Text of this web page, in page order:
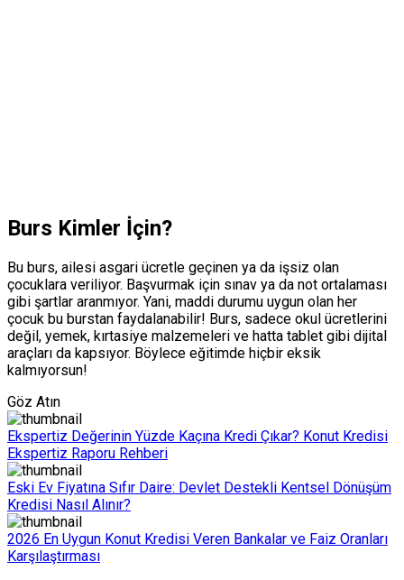
Burs Kimler İçin?
Bu burs, ailesi asgari ücretle geçinen ya da işsiz olan
çocuklara veriliyor. Başvurmak için sınav ya da not ortalaması
gibi şartlar aranmıyor. Yani, maddi durumu uygun olan her
çocuk bu burstan faydalanabilir! Burs, sadece okul ücretlerini
değil, yemek, kırtasiye malzemeleri ve hatta tablet gibi dijital
araçları da kapsıyor. Böylece eğitimde hiçbir eksik
kalmıyorsun!
Göz Atın
Ekspertiz Değerinin Yüzde Kaçına Kredi Çıkar? Konut Kredisi
Ekspertiz Raporu Rehberi
Eski Ev Fiyatına Sıfır Daire: Devlet Destekli Kentsel Dönüşüm
Kredisi Nasıl Alınır?
2026 En Uygun Konut Kredisi Veren Bankalar ve Faiz Oranları
Karşılaştırması